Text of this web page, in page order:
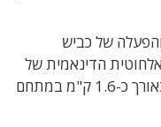
של כביש
הדינאמית של
אלקטריאון. בשלב ראשון ייסלל כביש באורך כ-1.6 ק"מ במתחם